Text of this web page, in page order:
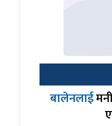
बालेनलाई